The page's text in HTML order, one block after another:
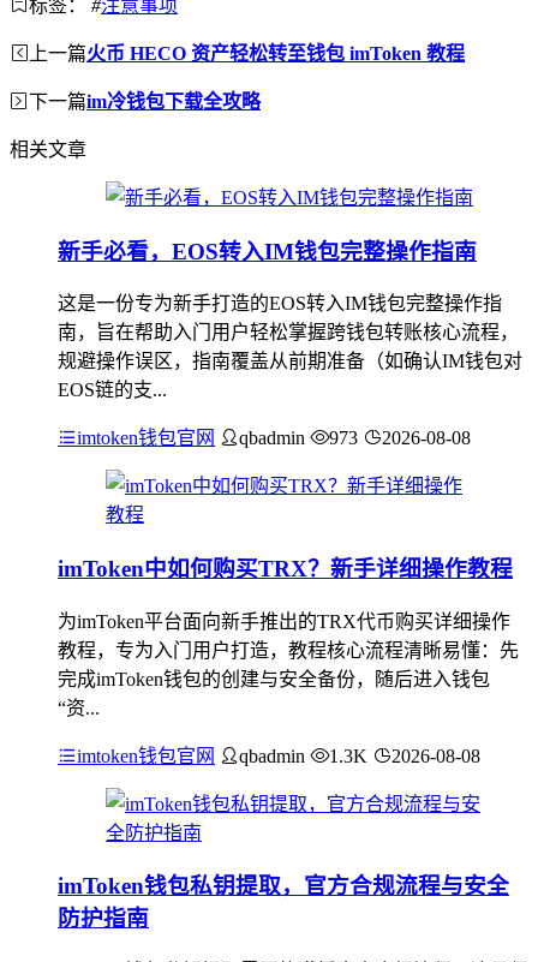
标签： #注意事项
上一篇火币 HECO 资产轻松转至钱包 imToken 教程
下一篇im冷钱包下载全攻略
相关文章
新手必看，EOS转入IM钱包完整操作指南
这是一份专为新手打造的EOS转入IM钱包完整操作指
南，旨在帮助入门用户轻松掌握跨钱包转账核心流程，
规避操作误区，指南覆盖从前期准备（如确认IM钱包对
EOS链的支...
imtoken钱包官网 qbadmin 973 2026-08-08
imToken中如何购买TRX？新手详细操作教程
为imToken平台面向新手推出的TRX代币购买详细操作
教程，专为入门用户打造，教程核心流程清晰易懂：先
完成imToken钱包的创建与安全备份，随后进入钱包
“资...
imtoken钱包官网 qbadmin 1.3K 2026-08-08
imToken钱包私钥提取，官方合规流程与安全
防护指南